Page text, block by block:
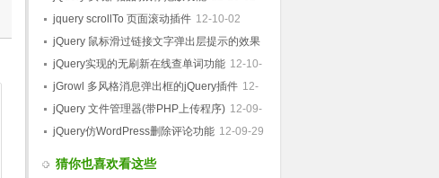
jquery scrollTo 页面滚动插件 12-10-02
jQuery 鼠标滑过链接文字弹出层提示的效果
12-10-02
jQuery实现的无刷新在线查单词功能 12-10-
01
jGrowl 多风格消息弹出框的jQuery插件 12-
09-29
jQuery 文件管理器(带PHP上传程序) 12-09-
29
jQuery仿WordPress删除评论功能 12-09-29
猜你也喜欢看这些